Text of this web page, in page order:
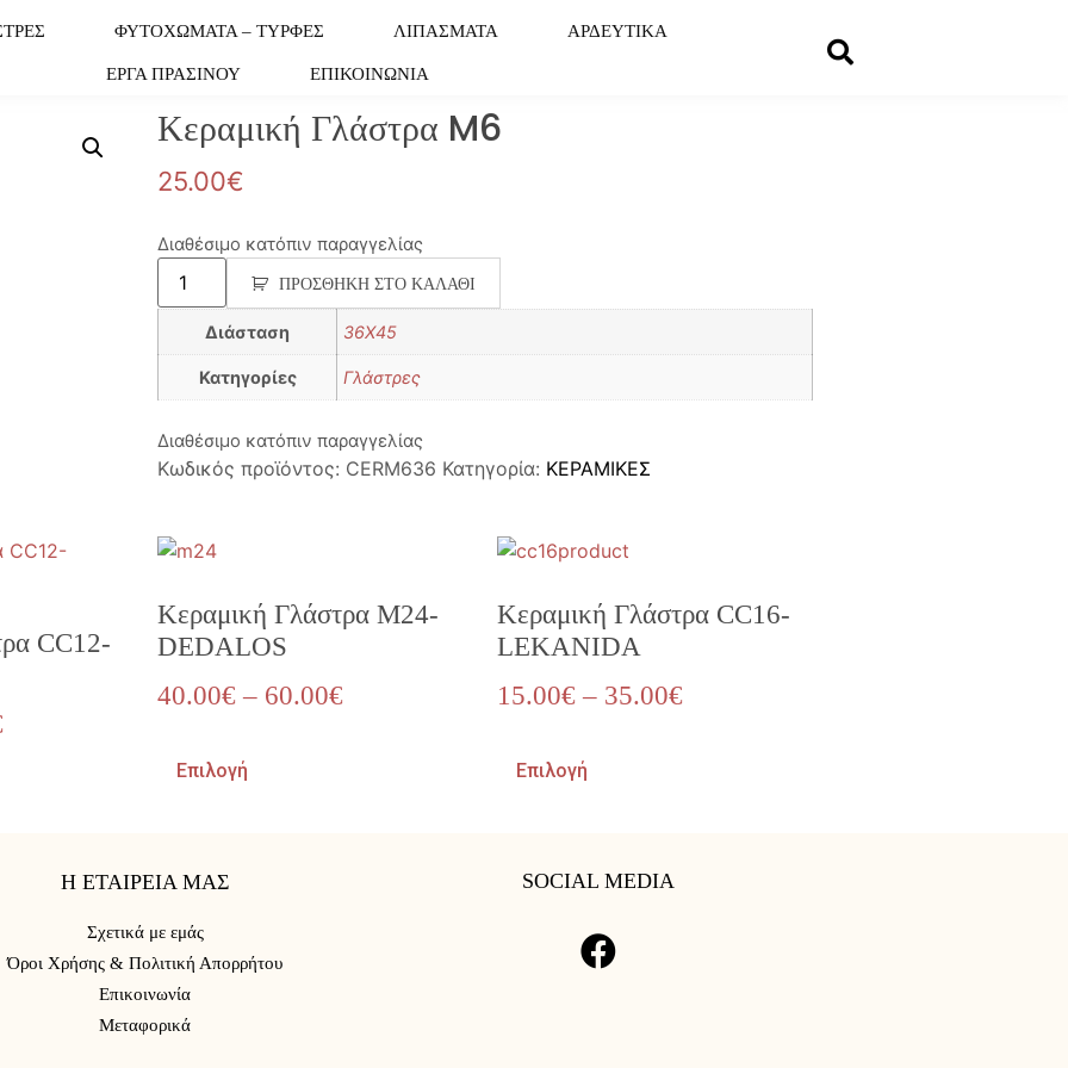
ΦΥΤΟΧΩΜΑΤΑ – ΤΥΡΦΕΣ ΛΙΠΑΣΜΑΤΑ ΑΡΔΕΥΤΙΚΑ
ΕΡΓΑ ΠΡΑΣΙΝΟΥ ΕΠΙΚΟΙΝΩΝΙΑ
Κεραμική Γλάστρα M6
25.00€
Διαθέσιμο κατόπιν παραγγελίας
ΠΡΟΣΘΉΚΗ ΣΤΟ ΚΑΛΆΘΙ
Διάσταση 36X45
Κατηγορίες Γλάστρες
Διαθέσιμο κατόπιν παραγγελίας
Κωδικός προϊόντος: CERM636 Κατηγορία: ΚΕΡΑΜΙΚΕΣ
CC12-
Κεραμική Γλάστρα M24-
DEDALOS
40.00€ – 60.00€
Επιλογή
Κεραμική Γλάστρα CC16-
LEKANIDA
15.00€ – 35.00€
Επιλογή
Η ΕΤΑΙΡΕΙΑ ΜΑΣ
Σχετικά με εμάς
Όροι Χρήσης & Πολιτική Απορρήτου
Επικοινωνία
Μεταφορικά
SOCIAL MEDIA